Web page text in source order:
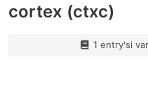
cortex (ctxc)
1 entry'si var